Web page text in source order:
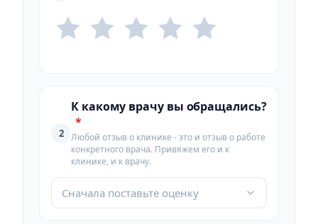
2
К какому врачу вы обращались?
*
Любой отзыв о клинике - это и отзыв о работе
конкретного врача. Привяжем его и к
клинике, и к врачу.
Сначала поставьте оценку